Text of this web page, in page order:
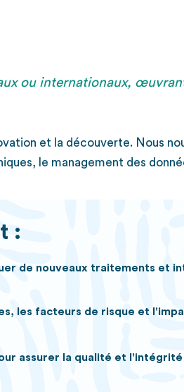
ou internationaux,
et la découverte. Nous
le management des
:
de nouveaux traitements et
les facteurs de risque et
assurer la qualité et